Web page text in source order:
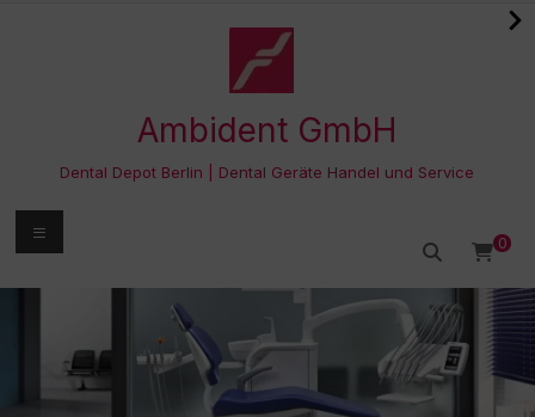
Ambident GmbH
Dental Depot Berlin | Dental Geräte Handel und Service
0
Menü